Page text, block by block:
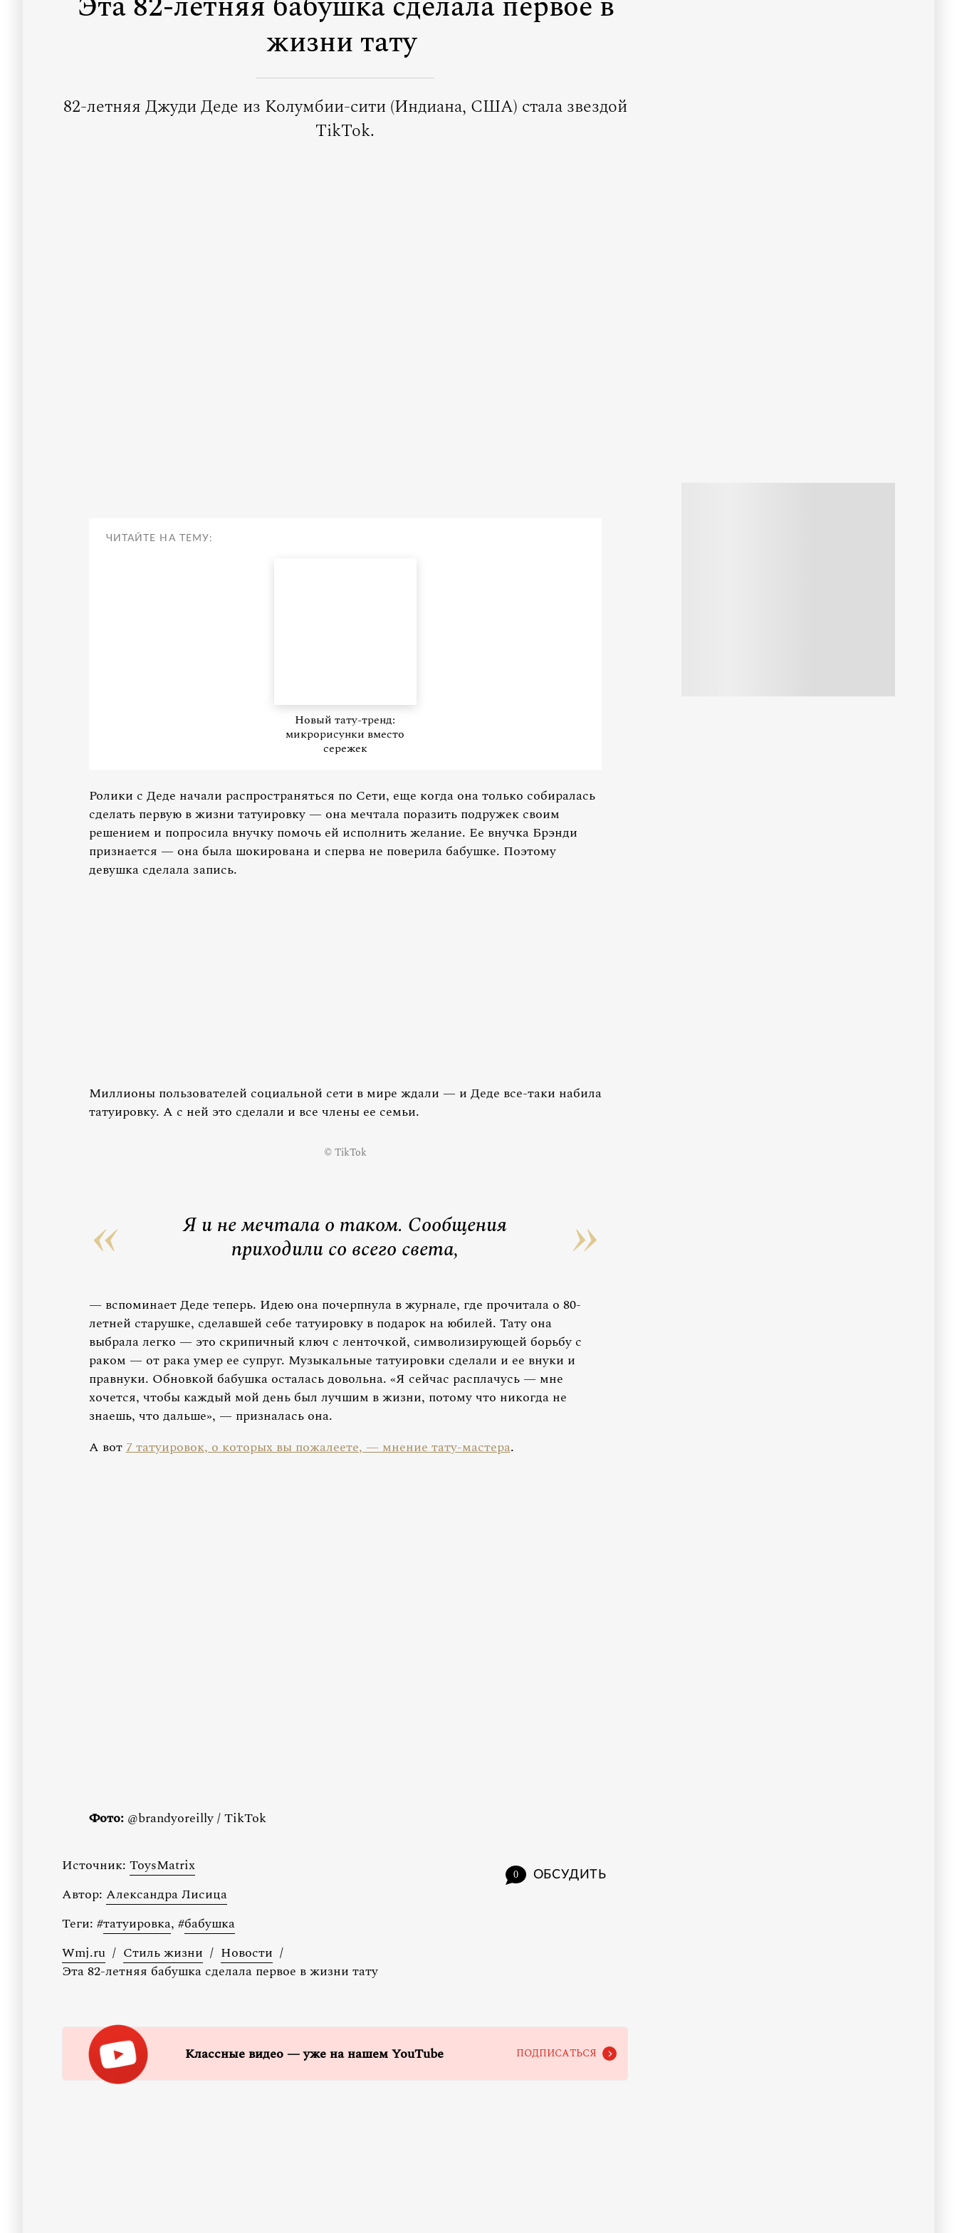
жизни тату
82-летняя Джуди Деде из Колумбии-сити (Индиана, США) стала звездой
TikTok.
ЧИТАЙТЕ НА ТЕМУ:
Новый тату-тренд:
микрорисунки вместо
сережек
Ролики с Деде начали распространяться по Сети, еще когда она только собиралась
сделать первую в жизни татуировку — она мечтала поразить подружек своим
решением и попросила внучку помочь ей исполнить желание. Ее внучка Брэнди
признается — она была шокирована и сперва не поверила бабушке. Поэтому
девушка сделала запись.
Миллионы пользователей социальной сети в мире ждали — и Деде все-таки набила
татуировку. А с ней это сделали и все члены ее семьи.
© TikTok
Я и не мечтала о таком. Сообщения
приходили со всего света,
— вспоминает Деде теперь. Идею она почерпнула в журнале, где прочитала о 80-
летней старушке, сделавшей себе татуировку в подарок на юбилей. Тату она
выбрала легко — это скрипичный ключ с ленточкой, символизирующей борьбу с
раком — от рака умер ее супруг. Музыкальные татуировки сделали и ее внуки и
правнуки. Обновкой бабушка осталась довольна. «Я сейчас расплачусь — мне
хочется, чтобы каждый мой день был лучшим в жизни, потому что никогда не
знаешь, что дальше», — призналась она.
А вот7 татуировок, о которых вы пожалеете, — мнение тату-мастера.
Фото:@brandyoreilly / TikTok
0 ОБСУДИТЬ
Источник: ToysMatrix
Автор: Александра Лисица
Теги: #татуировка, #бабушка
Wmj.ru / Стиль жизни / Новости /
Эта 82-летняя бабушка сделала первое в жизни тату
Классные видео — уже на нашем YouTube ПОДПИСАТЬСЯ